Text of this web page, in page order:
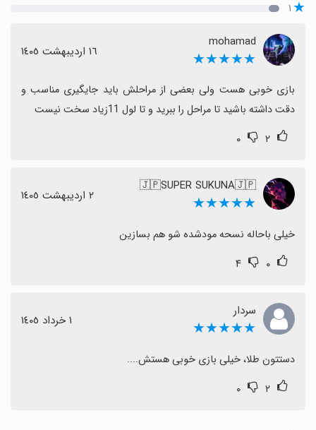
۱
mohamad
★★★★★ ١٦ اردیبهشت ١٤٠٥
دقت داشته باشید تا مراحل را ببرید و تا لول 11زیاد سخت نیست
۲ ۰
🇯🇵SUPER SUKUNA🇯🇵
★★★★★ ٢ اردیبهشت ١٤٠٥
خیلی باحاله نسحه مودشده شو هم بسازین
۰ ۴
سردار
★★★★★ ١ خرداد ١٤٠٥
دستتون طلا، خیلی بازی خوبی هستش....
۲ ۰